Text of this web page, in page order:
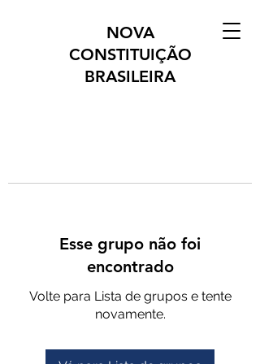
NOVA
CONSTITUIÇÃO
BRASILEIRA
Esse grupo não foi
encontrado
Volte para Lista de grupos e tente
novamente.